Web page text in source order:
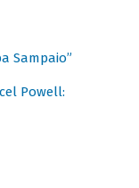
Sampaio”
Powell: